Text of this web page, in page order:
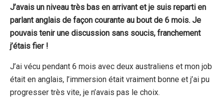
J’avais un niveau très bas en arrivant et je suis reparti en
parlant anglais de façon courante au bout de 6 mois. Je
pouvais tenir une discussion sans soucis, franchement
j’étais fier !
J’ai vécu pendant 6 mois avec deux australiens et mon job
était en anglais, l’immersion était vraiment bonne et j’ai pu
progresser très vite, je n’avais pas le choix.